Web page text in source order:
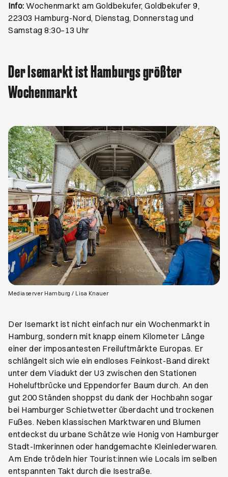
Info: Wochenmarkt am Goldbekufer, Goldbekufer 9,
22303 Hamburg-Nord, Dienstag, Donnerstag und
Samstag 8:30–13 Uhr
Der Isemarkt ist Hamburgs größter
Wochenmarkt
Mediaserver Hamburg / Lisa KnauerÖffnet ein neues Browser-Tab
Der Isemarkt ist nicht einfach nur ein Wochenmarkt in
Hamburg, sondern mit knapp einem Kilometer Länge
einer der imposantesten Freiluftmärkte Europas. Er
schlängelt sich wie ein endloses Feinkost-Band direkt
unter dem Viadukt der U3 zwischen den Stationen
Hoheluftbrücke und Eppendorfer Baum durch. An den
gut 200 Ständen shoppst du dank der Hochbahn sogar
bei Hamburger Schietwetter überdacht und trockenen
Fußes. Neben klassischen Marktwaren und Blumen
entdeckst du urbane Schätze wie Honig von Hamburger
Stadt-Imkerinnen oder handgemachte Kleinlederwaren.
Am Ende trödeln hier Tourist:innen wie Locals im selben
entspannten Takt durch die Isestraße.